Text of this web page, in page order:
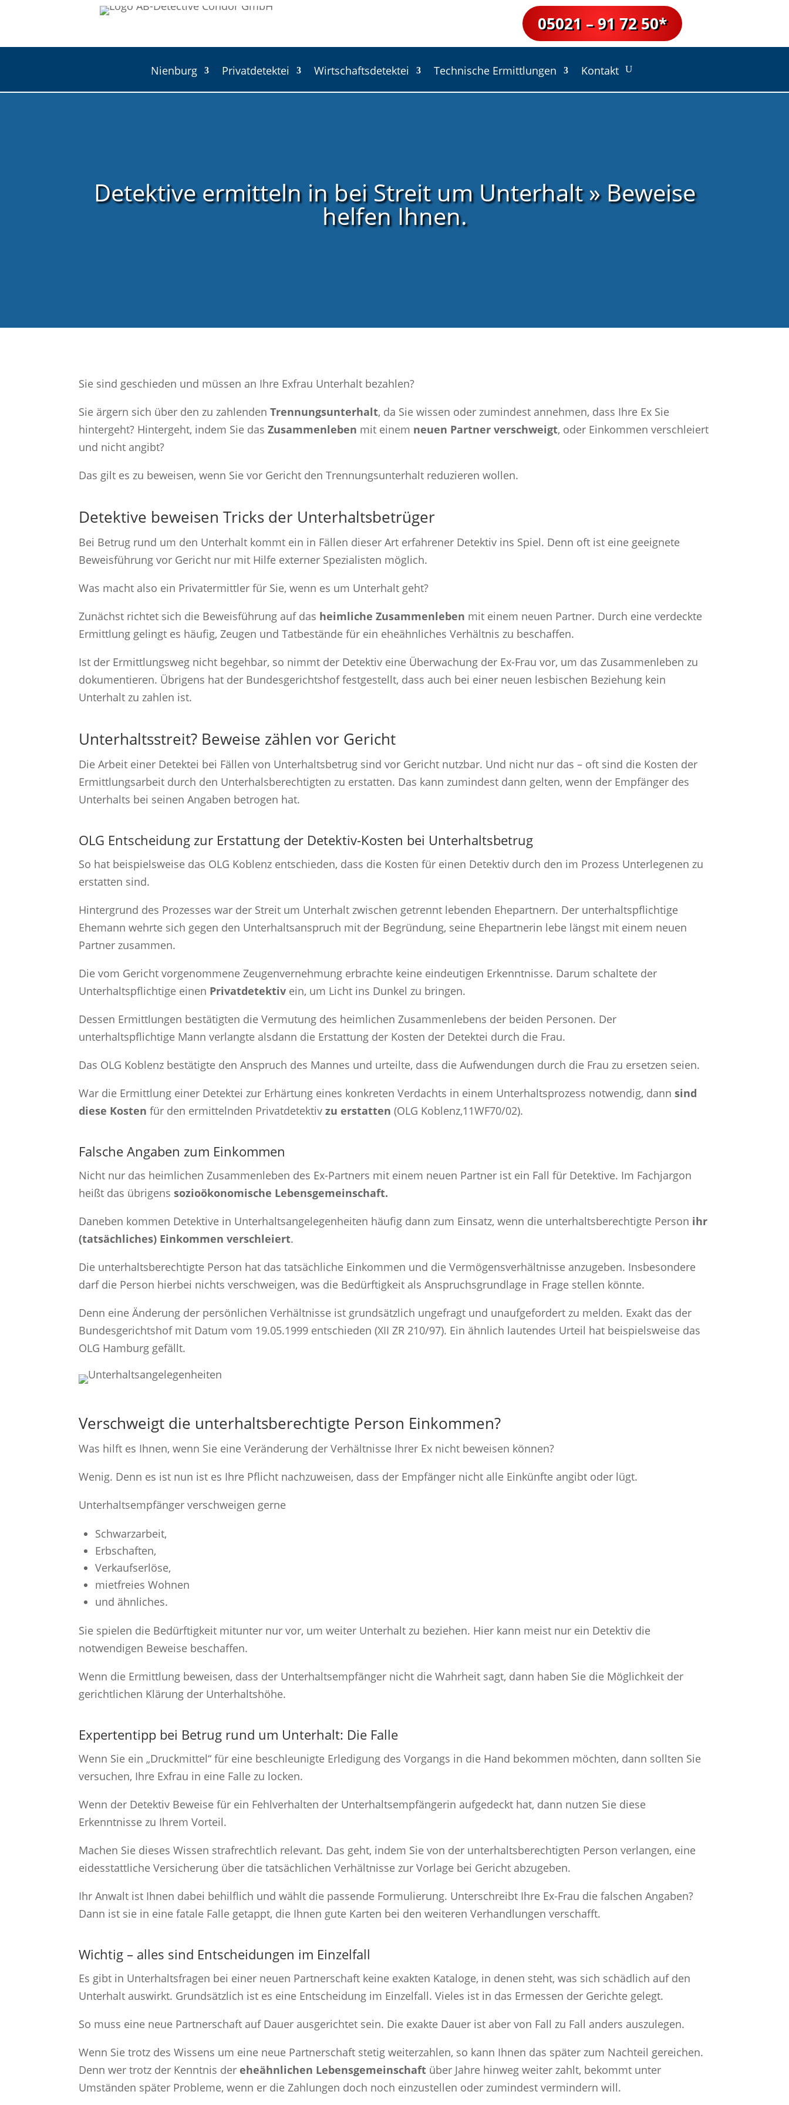
05021 – 91 72 50*
Nienburg Privatdetektei Wirtschaftsdetektei Technische Ermittlungen Kontakt
Detektive ermitteln in bei Streit um Unterhalt » Beweise
helfen Ihnen.
Sie sind geschieden und müssen an Ihre Exfrau Unterhalt bezahlen?
Sie ärgern sich über den zu zahlendenTrennungsunterhalt, da Sie wissen oder zumindest annehmen, dass Ihre Ex Sie
hintergeht? Hintergeht, indem Sie dasZusammenleben mit einem neuen Partner verschweigt, oder Einkommen verschleiert
und nicht angibt?
Das gilt es zu beweisen, wenn Sie vor Gericht den Trennungsunterhalt reduzieren wollen.
Detektive beweisen Tricks der Unterhaltsbetrüger
Bei Betrug rund um den Unterhalt kommt ein in Fällen dieser Art erfahrener Detektiv ins Spiel. Denn oft ist eine geeignete
Beweisführung vor Gericht nur mit Hilfe externer Spezialisten möglich.
Was macht also ein Privatermittler für Sie, wenn es um Unterhalt geht?
Zunächst richtet sich die Beweisführung auf das heimliche Zusammenleben mit einem neuen Partner. Durch eine verdeckte
Ermittlung gelingt es häufig, Zeugen und Tatbestände für ein eheähnliches Verhältnis zu beschaffen.
Ist der Ermittlungsweg nicht begehbar, so nimmt der Detektiv eine Überwachung der Ex-Frau vor, um das Zusammenleben zu
dokumentieren. Übrigens hat der Bundesgerichtshof festgestellt, dass auch bei einer neuen lesbischen Beziehung kein
Unterhalt zu zahlen ist.
Unterhaltsstreit? Beweise zählen vor Gericht
Die Arbeit einer Detektei bei Fällen von Unterhaltsbetrug sind vor Gericht nutzbar. Und nicht nur das – oft sind die Kosten der
Ermittlungsarbeit durch den Unterhalsberechtigten zu erstatten. Das kann zumindest dann gelten, wenn der Empfänger des
Unterhalts bei seinen Angaben betrogen hat.
OLG Entscheidung zur Erstattung der Detektiv-Kosten bei Unterhaltsbetrug
So hat beispielsweise das OLG Koblenz entschieden, dass die Kosten für einen Detektiv durch den im Prozess Unterlegenen zu
erstatten sind.
Hintergrund des Prozesses war der Streit um Unterhalt zwischen getrennt lebenden Ehepartnern. Der unterhaltspflichtige
Ehemann wehrte sich gegen den Unterhaltsanspruch mit der Begründung, seine Ehepartnerin lebe längst mit einem neuen
Partner zusammen.
Die vom Gericht vorgenommene Zeugenvernehmung erbrachte keine eindeutigen Erkenntnisse. Darum schaltete der
Unterhaltspflichtige einen Privatdetektiv ein, um Licht ins Dunkel zu bringen.
Dessen Ermittlungen bestätigten die Vermutung des heimlichen Zusammenlebens der beiden Personen. Der
unterhaltspflichtige Mann verlangte alsdann die Erstattung der Kosten der Detektei durch die Frau.
Das OLG Koblenz bestätigte den Anspruch des Mannes und urteilte, dass die Aufwendungen durch die Frau zu ersetzen seien.
War die Ermittlung einer Detektei zur Erhärtung eines konkreten Verdachts in einem Unterhaltsprozess notwendig, dannsind
diese Kosten für den ermittelnden Privatdetektivzu erstatten (OLG Koblenz,11WF70/02).
Falsche Angaben zum Einkommen
Nicht nur das heimlichen Zusammenleben des Ex-Partners mit einem neuen Partner ist ein Fall für Detektive. Im Fachjargon
heißt das übrigenssozioökonomische Lebensgemeinschaft.
Daneben kommen Detektive in Unterhaltsangelegenheiten häufig dann zum Einsatz, wenn die unterhaltsberechtigte Person ihr
(tatsächliches) Einkommen verschleiert.
Die unterhaltsberechtigte Person hat das tatsächliche Einkommen und die Vermögensverhältnisse anzugeben. Insbesondere
darf die Person hierbei nichts verschweigen, was die Bedürftigkeit als Anspruchsgrundlage in Frage stellen könnte.
Denn eine Änderung der persönlichen Verhältnisse ist grundsätzlich ungefragt und unaufgefordert zu melden. Exakt das der
Bundesgerichtshof mit Datum vom 19.05.1999 entschieden (XII ZR 210/97). Ein ähnlich lautendes Urteil hat beispielsweise das
OLG Hamburg gefällt.
Verschweigt die unterhaltsberechtigte Person Einkommen?
Was hilft es Ihnen, wenn Sie eine Veränderung der Verhältnisse Ihrer Ex nicht beweisen können?
Wenig. Denn es ist nun ist es Ihre Pflicht nachzuweisen, dass der Empfänger nicht alle Einkünfte angibt oder lügt.
Unterhaltsempfänger verschweigen gerne
Schwarzarbeit,
Erbschaften,
Verkaufserlöse,
mietfreies Wohnen
und ähnliches.
Sie spielen die Bedürftigkeit mitunter nur vor, um weiter Unterhalt zu beziehen. Hier kann meist nur ein Detektiv die
notwendigen Beweise beschaffen.
Wenn die Ermittlung beweisen, dass der Unterhaltsempfänger nicht die Wahrheit sagt, dann haben Sie die Möglichkeit der
gerichtlichen Klärung der Unterhaltshöhe.
Expertentipp bei Betrug rund um Unterhalt: Die Falle
Wenn Sie ein „Druckmittel“ für eine beschleunigte Erledigung des Vorgangs in die Hand bekommen möchten, dann sollten Sie
versuchen, Ihre Exfrau in eine Falle zu locken.
Wenn der Detektiv Beweise für ein Fehlverhalten der Unterhaltsempfängerin aufgedeckt hat, dann nutzen Sie diese
Erkenntnisse zu Ihrem Vorteil.
Machen Sie dieses Wissen strafrechtlich relevant. Das geht, indem Sie von der unterhaltsberechtigten Person verlangen, eine
eidesstattliche Versicherung über die tatsächlichen Verhältnisse zur Vorlage bei Gericht abzugeben.
Ihr Anwalt ist Ihnen dabei behilflich und wählt die passende Formulierung. Unterschreibt Ihre Ex-Frau die falschen Angaben?
Dann ist sie in eine fatale Falle getappt, die Ihnen gute Karten bei den weiteren Verhandlungen verschafft.
Wichtig – alles sind Entscheidungen im Einzelfall
Es gibt in Unterhaltsfragen bei einer neuen Partnerschaft keine exakten Kataloge, in denen steht, was sich schädlich auf den
Unterhalt auswirkt. Grundsätzlich ist es eine Entscheidung im Einzelfall. Vieles ist in das Ermessen der Gerichte gelegt.
So muss eine neue Partnerschaft auf Dauer ausgerichtet sein. Die exakte Dauer ist aber von Fall zu Fall anders auszulegen.
Wenn Sie trotz des Wissens um eine neue Partnerschaft stetig weiterzahlen, so kann Ihnen das später zum Nachteil gereichen.
Denn wer trotz der Kenntnis dereheähnlichen Lebensgemeinschaft über Jahre hinweg weiter zahlt, bekommt unter
Umständen später Probleme, wenn er die Zahlungen doch noch einzustellen oder zumindest vermindern will.